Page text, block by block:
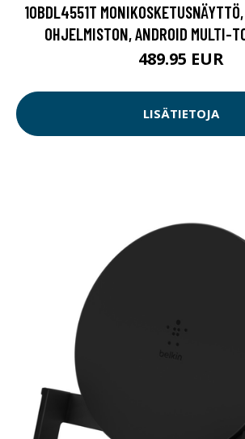
10BDL4551T
OHJELMISTON, ANDROID MULTI-
489.95 EUR
LISÄTIETOJA